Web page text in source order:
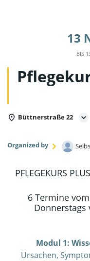
13
BIS
Büttnerstraße 22
Organized by
PFLEGEKURS
6 Termine
Donnerstags
Modul 1:
Ursachen,